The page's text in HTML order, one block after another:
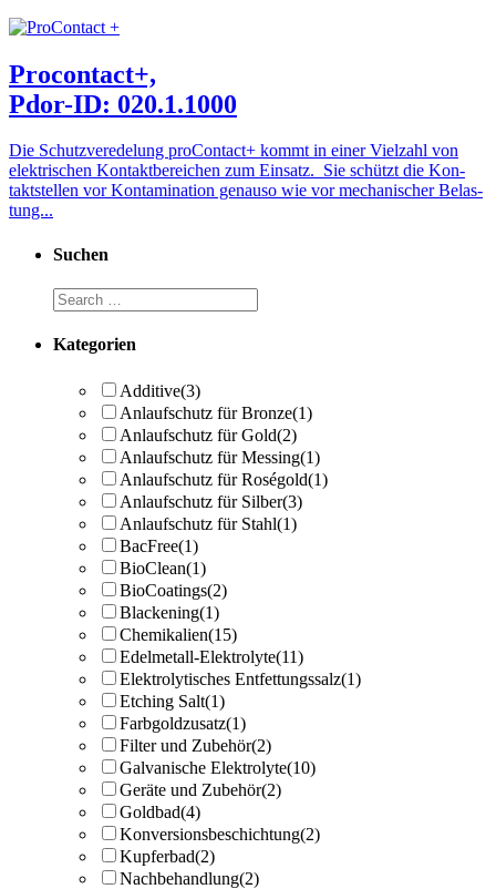
Procontact+,
Pdor-ID: 020.1.1000
Die Schutz­ver­ede­lung pro­Con­tact+ kommt in einer Viel­zahl von
elek­tri­schen Kon­takt­be­rei­chen zum Ein­satz. Sie schützt die Kon­
takt­stel­len vor Kon­ta­mi­na­ti­on genauso wie vor me­cha­ni­scher Be­las­
tung...
Suchen
Kategorien
Additive(3)
Anlaufschutz für Bronze(1)
Anlaufschutz für Gold(2)
Anlaufschutz für Messing(1)
Anlaufschutz für Roségold(1)
Anlaufschutz für Silber(3)
Anlaufschutz für Stahl(1)
BacFree(1)
BioClean(1)
BioCoatings(2)
Blackening(1)
Chemikalien(15)
Edelmetall-Elektrolyte(11)
Elektrolytisches Entfettungssalz(1)
Etching Salt(1)
Farbgoldzusatz(1)
Filter und Zubehör(2)
Galvanische Elektrolyte(10)
Geräte und Zubehör(2)
Goldbad(4)
Konversionsbeschichtung(2)
Kupferbad(2)
Nachbehandlung(2)